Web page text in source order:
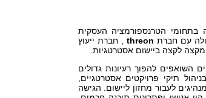
בתחומי הטרנספורמציה העסקית
עם חברת threon
, חברת ייעוץ
לקצה ביישום אסטרטגיות.
השואפים להפוך רעיונות גדולים
תיקי פרויקטים אסטרטגיים,
לעבור מחזון ליישום. הגישה